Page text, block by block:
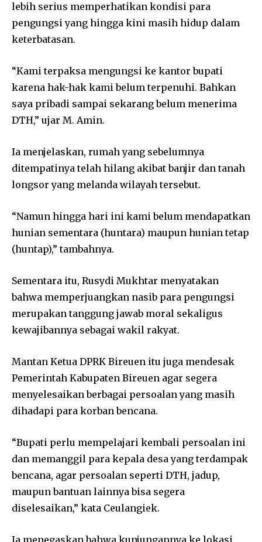
lebih serius memperhatikan kondisi para
pengungsi yang hingga kini masih hidup dalam
keterbatasan.
“Kami terpaksa mengungsi ke kantor bupati
karena hak-hak kami belum terpenuhi. Bahkan
saya pribadi sampai sekarang belum menerima
DTH,” ujar M. Amin.
Ia menjelaskan, rumah yang sebelumnya
ditempatinya telah hilang akibat banjir dan tanah
longsor yang melanda wilayah tersebut.
“Namun hingga hari ini kami belum mendapatkan
hunian sementara (huntara) maupun hunian tetap
(huntap),” tambahnya.
Sementara itu, Rusydi Mukhtar menyatakan
bahwa memperjuangkan nasib para pengungsi
merupakan tanggung jawab moral sekaligus
kewajibannya sebagai wakil rakyat.
Mantan Ketua DPRK Bireuen itu juga mendesak
Pemerintah Kabupaten Bireuen agar segera
menyelesaikan berbagai persoalan yang masih
dihadapi para korban bencana.
“Bupati perlu mempelajari kembali persoalan ini
dan memanggil para kepala desa yang terdampak
bencana, agar persoalan seperti DTH, jadup,
maupun bantuan lainnya bisa segera
diselesaikan,” kata Ceulangiek.